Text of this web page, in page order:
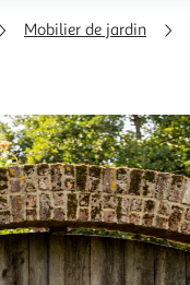
Mobilier de jardin